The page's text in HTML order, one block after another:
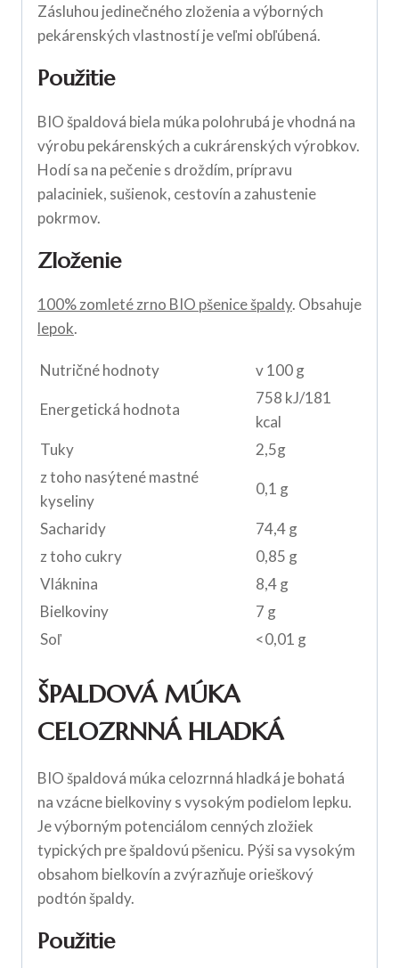
Zásluhou jedinečného zloženia a výborných
pekárenských vlastností je veľmi obľúbená.
Použitie
BIO špaldová biela múka polohrubá je vhodná na
výrobu pekárenských a cukrárenských výrobkov.
Hodí sa na pečenie s droždím, prípravu
palaciniek, sušienok, cestovín a zahustenie
pokrmov.
Zloženie
100% zomleté zrno BIO pšenice špaldy. Obsahuje
lepok.
Nutričné hodnoty v 100 g
Energetická hodnota
758 kJ/181
kcal
Tuky
2,5g
z toho nasýtené mastné
kyseliny
0,1 g
Sacharidy
74,4 g
z toho cukry
0,85 g
Vláknina
8,4 g
Bielkoviny
7 g
Soľ
<0,01 g
ŠPALDOVÁ MÚKA
CELOZRNNÁ HLADKÁ
BIO špaldová múka celozrnná hladká je bohatá
na vzácne bielkoviny s vysokým podielom lepku.
Je výborným potenciálom cenných zložiek
typických pre špaldovú pšenicu. Pýši sa vysokým
obsahom bielkovín a zvýrazňuje orieškový
podtón špaldy.
Použitie